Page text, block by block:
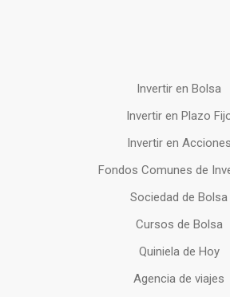
Invertir en Bolsa
Invertir en Plazo
Invertir en Acciones
Fondos Comunes de
Sociedad de Bolsa
Cursos de Bolsa
Quiniela de Hoy
Agencia de viajes